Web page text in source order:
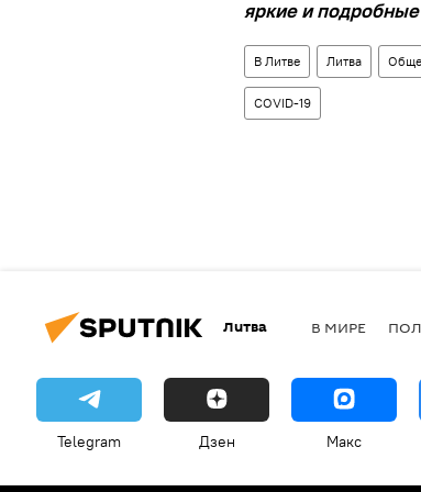
яркие и
В Литве Литва
COVID-19
Литва В МИРЕ
Telegram Дзен Макс